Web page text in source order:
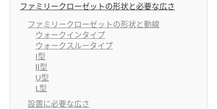
ファミリークローゼットの形状と必要な広さ
ファミリークローゼットの形状と動線
ウォークインタイプ
ウォークスルータイプ
I型
Ⅱ型
U型
L型
設置に必要な広さ